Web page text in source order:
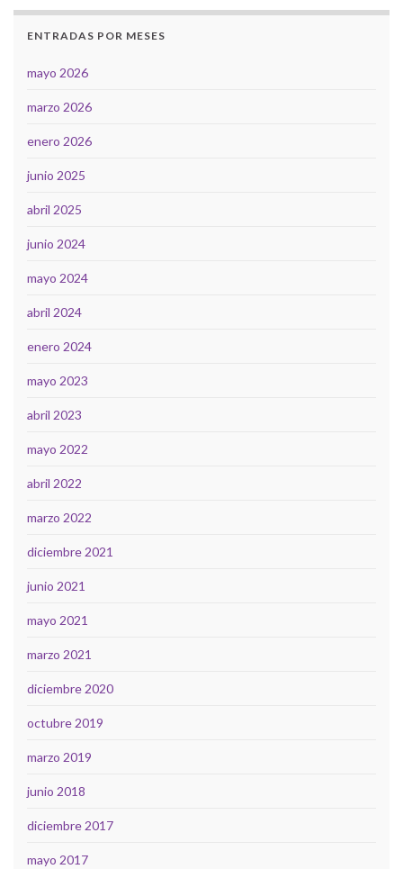
ENTRADAS POR MESES
mayo 2026
marzo 2026
enero 2026
junio 2025
abril 2025
junio 2024
mayo 2024
abril 2024
enero 2024
mayo 2023
abril 2023
mayo 2022
abril 2022
marzo 2022
diciembre 2021
junio 2021
mayo 2021
marzo 2021
diciembre 2020
octubre 2019
marzo 2019
junio 2018
diciembre 2017
mayo 2017